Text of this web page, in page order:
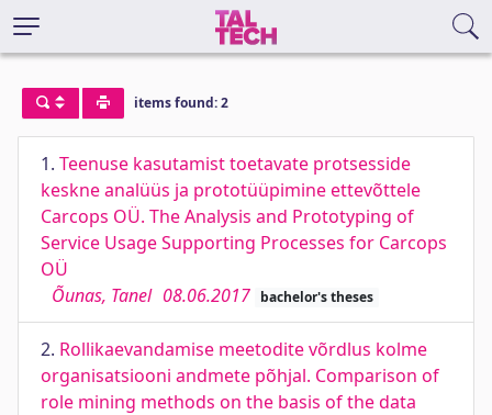
items found: 2
1. Teenuse kasutamist toetavate protsesside
keskne analüüs ja prototüüpimine ettevõttele
Carcops OÜ. The Analysis and Prototyping of
Service Usage Supporting Processes for Carcops
OÜ
Õunas, Tanel 08.06.2017 bachelor's theses
2. Rollikaevandamise meetodite võrdlus kolme
organisatsiooni andmete põhjal. Comparison of
role mining methods on the basis of the data